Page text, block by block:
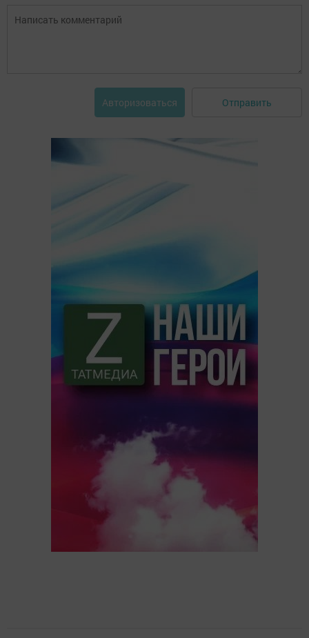
Авторизоваться Отправить